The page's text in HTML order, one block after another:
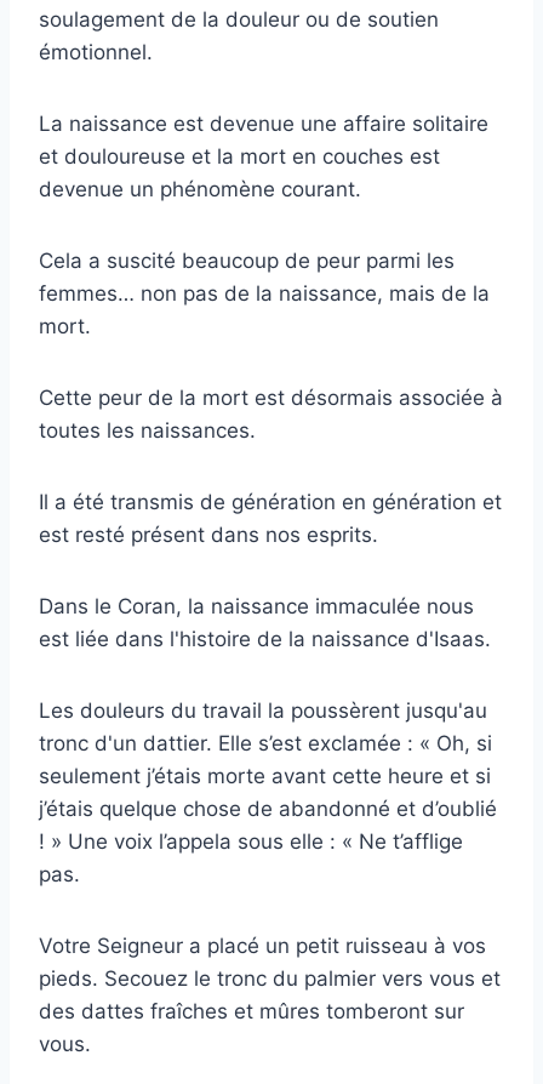
soulagement de la douleur ou de soutien
émotionnel.
La naissance est devenue une affaire solitaire
et douloureuse et la mort en couches est
devenue un phénomène courant.
Cela a suscité beaucoup de peur parmi les
femmes… non pas de la naissance, mais de la
mort.
Cette peur de la mort est désormais associée à
toutes les naissances.
Il a été transmis de génération en génération et
est resté présent dans nos esprits.
Dans le Coran, la naissance immaculée nous
est liée dans l'histoire de la naissance d'Isaas.
Les douleurs du travail la poussèrent jusqu'au
tronc d'un dattier. Elle s’est exclamée : « Oh, si
seulement j’étais morte avant cette heure et si
j’étais quelque chose de abandonné et d’oublié
! » Une voix l’appela sous elle : « Ne t’afflige
pas.
Votre Seigneur a placé un petit ruisseau à vos
pieds. Secouez le tronc du palmier vers vous et
des dattes fraîches et mûres tomberont sur
vous.